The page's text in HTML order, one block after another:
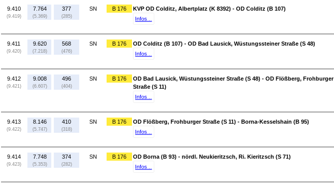
9.410
(9.419)
7.764
(5.369)
377
(285)
SN B 176
KVP OD Colditz, Albertplatz (K 8392) - OD Colditz (B 107)
Infos...
9.411
(9.420)
9.620
(7.218)
568
(476)
SN B 176
OD Colditz (B 107) - OD Bad Lausick, Wüstungssteiner Straße (S 48)
Infos...
9.412
(9.421)
9.008
(6.607)
496
(404)
SN B 176
OD Bad Lausick, Wüstungssteiner Straße (S 48) - OD Flößberg, Frohburger
Straße (S 11)
Infos...
9.413
(9.422)
8.146
(5.747)
410
(318)
SN B 176
OD Flößberg, Frohburger Straße (S 11) - Borna-Kesselshain (B 95)
Infos...
9.414
(9.423)
7.748
(5.353)
374
(282)
SN B 176
OD Borna (B 93) - nördl. Neukieritzsch, Ri. Kieritzsch (S 71)
Infos...